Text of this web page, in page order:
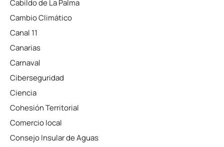
Cabildo de La Palma
Cambio Climático
Canal 11
Canarias
Carnaval
Ciberseguridad
Ciencia
Cohesión Territorial
Comercio local
Consejo Insular de Aguas